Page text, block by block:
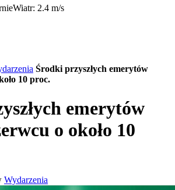
Wiatr: 2.4 m/s
Środki przyszłych emerytów
10 proc.
emerytów
o około 10
Wydarzenia